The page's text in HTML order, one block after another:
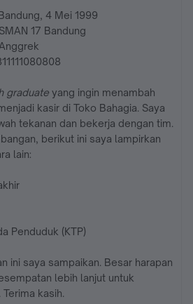
4 Mei 1999
17 Bandung
graduate yang ingin menambah
kasir di Toko Bahagia. Saya
tekanan dan bekerja dengan tim.
berikut ini saya lampirkan
lain:
Penduduk (KTP)
ini saya sampaikan. Besar harapan
lebih lanjut untuk
kasih.